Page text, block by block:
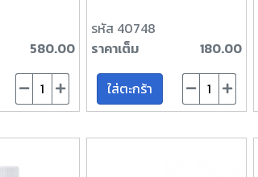
580.00
รหัส 40748
ราคาเต็ม
180.00
ใส่ตะกร้า